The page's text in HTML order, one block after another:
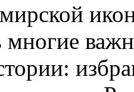
многие